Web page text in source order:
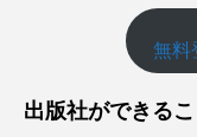
無料
出版社ができるこ